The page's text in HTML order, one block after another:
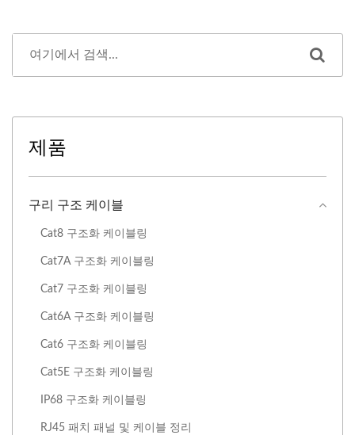
제품
구리 구조 케이블
Cat8 구조화 ​​케이블링
Cat7A 구조화 케이블링
Cat7 구조화 케이블링
Cat6A 구조화 케이블링
Cat6 구조화 케이블링
Cat5E 구조화 케이블링
IP68 구조화 ​​케이블링
RJ45 패치 패널 및 케이블 정리